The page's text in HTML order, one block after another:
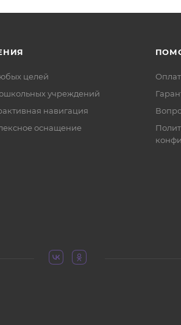
целей
учреждений
навигация
оснащение